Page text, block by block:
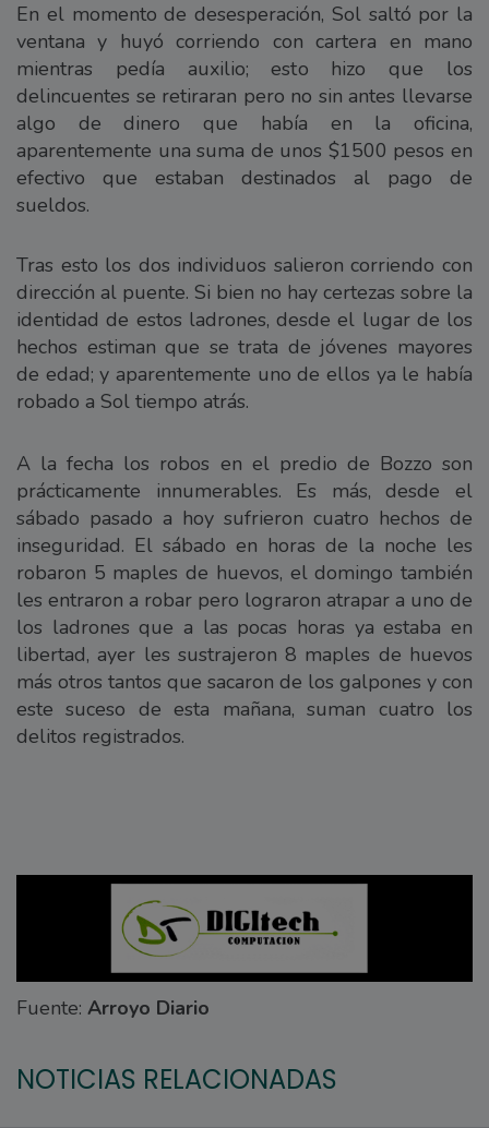
En el momento de desesperación, Sol saltó por la
ventana y huyó corriendo con cartera en mano
mientras pedía auxilio; esto hizo que los
delincuentes se retiraran pero no sin antes llevarse
algo de dinero que había en la oficina,
aparentemente una suma de unos $1500 pesos en
efectivo que estaban destinados al pago de
sueldos.
Tras esto los dos individuos salieron corriendo con
dirección al puente. Si bien no hay certezas sobre la
identidad de estos ladrones, desde el lugar de los
hechos estiman que se trata de jóvenes mayores
de edad; y aparentemente uno de ellos ya le había
robado a Sol tiempo atrás.
A la fecha los robos en el predio de Bozzo son
prácticamente innumerables. Es más, desde el
sábado pasado a hoy sufrieron cuatro hechos de
inseguridad. El sábado en horas de la noche les
robaron 5 maples de huevos, el domingo también
les entraron a robar pero lograron atrapar a uno de
los ladrones que a las pocas horas ya estaba en
libertad, ayer les sustrajeron 8 maples de huevos
más otros tantos que sacaron de los galpones y con
este suceso de esta mañana, suman cuatro los
delitos registrados.
Fuente: Arroyo Diario
NOTICIAS RELACIONADAS